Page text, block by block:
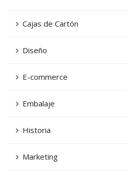
Cajas de Cartón
Diseño
E-commerce
Embalaje
Historia
Marketing